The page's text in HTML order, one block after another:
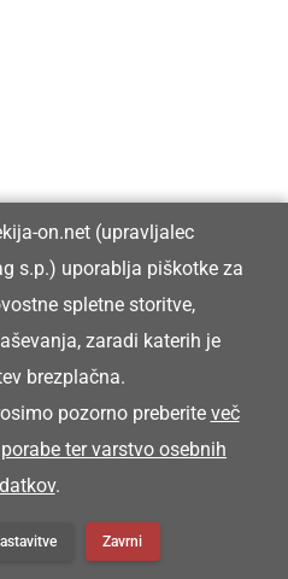
on.net (upravljalec
s.p.) uporablja piškotke za
spletne storitve,
zaradi katerih je
brezplačna.
pozorno preberite več
ter varstvo osebnih
.
Zavrni